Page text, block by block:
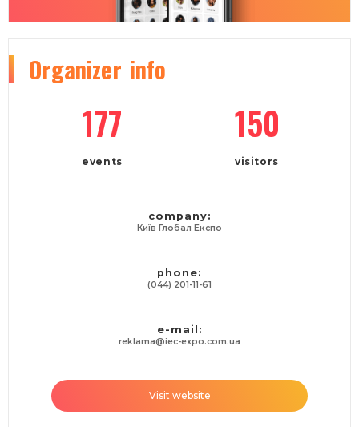
Organizer info
177
events
150
visitors
company:
Київ Глобал Експо
phone:
(044) 201-11-61
e-mail:
reklama@iec-expo.com.ua
Visit website